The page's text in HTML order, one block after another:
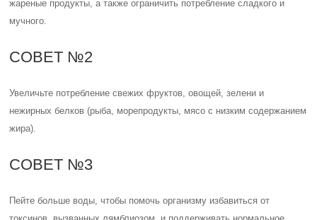
жареные продукты, а также ограничить потребление сладкого и
мучного.
СОВЕТ №2
Увеличьте потребление свежих фруктов, овощей, зелени и
нежирных белков (рыба, морепродукты, мясо с низким содержанием
жира).
СОВЕТ №3
Пейте больше воды, чтобы помочь организму избавиться от